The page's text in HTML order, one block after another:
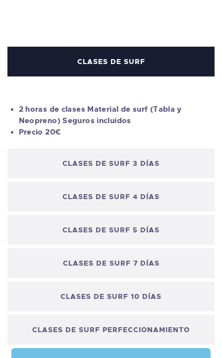
CLASES DE SURF
2 horas de clases Material de surf (Tabla y
Neopreno) Seguros incluidos
Precio 20€
CLASES DE SURF 3 DÍAS
CLASES DE SURF 4 DÍAS
CLASES DE SURF 5 DÍAS
CLASES DE SURF 7 DÍAS
CLASES DE SURF 10 DÍAS
CLASES DE SURF PERFECCIONAMIENTO